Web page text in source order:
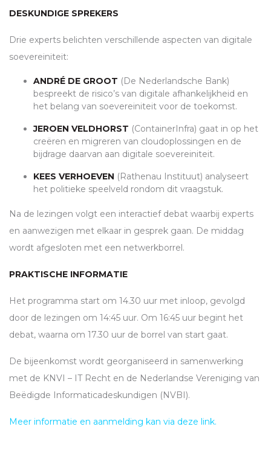
DESKUNDIGE SPREKERS
Drie experts belichten verschillende aspecten van digitale
soevereiniteit:
ANDRÉ DE GROOT (De Nederlandsche Bank)
bespreekt de risico’s van digitale afhankelijkheid en
het belang van soevereiniteit voor de toekomst.
JEROEN VELDHORST (ContainerInfra) gaat in op het
creëren en migreren van cloudoplossingen en de
bijdrage daarvan aan digitale soevereiniteit.
KEES VERHOEVEN (Rathenau Instituut) analyseert
het politieke speelveld rondom dit vraagstuk.
Na de lezingen volgt een interactief debat waarbij experts
en aanwezigen met elkaar in gesprek gaan. De middag
wordt afgesloten met een netwerkborrel.
PRAKTISCHE INFORMATIE
Het programma start om 14.30 uur met inloop, gevolgd
door de lezingen om 14:45 uur. Om 16:45 uur begint het
debat, waarna om 17.30 uur de borrel van start gaat.
De bijeenkomst wordt georganiseerd in samenwerking
met de KNVI – IT Recht en de Nederlandse Vereniging van
Beëdigde Informaticadeskundigen (NVBI).
Meer informatie en aanmelding kan via deze link.